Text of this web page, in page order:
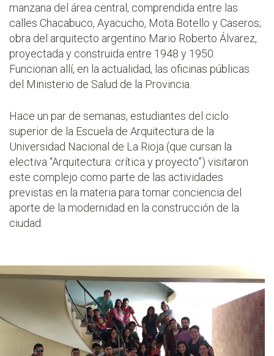
manzana del área central, comprendida entre las
calles Chacabuco, Ayacucho, Mota Botello y Caseros;
obra del arquitecto argentino Mario Roberto Álvarez,
proyectada y construida entre 1948 y 1950.
Funcionan allí, en la actualidad, las oficinas públicas
del Ministerio de Salud de la Provincia.
Hace un par de semanas, estudiantes del ciclo
superior de la Escuela de Arquitectura de la
Universidad Nacional de La Rioja (que cursan la
electiva “Arquitectura: crítica y proyecto”) visitaron
este complejo como parte de las actividades
previstas en la materia para tomar conciencia del
aporte de la modernidad en la construcción de la
ciudad.